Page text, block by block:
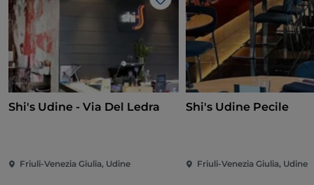
Me gusta
Shi's Udine - Via Del Ledra
Friuli-Venezia Giulia, Udine
Shi's Udine Pecile
Friuli-Venezia Giulia, Udine